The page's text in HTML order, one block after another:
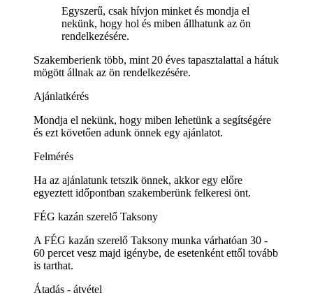
Egyszerű, csak hívjon minket és mondja el
nekünk, hogy hol és miben állhatunk az ön
rendelkezésére.
Szakemberienk több, mint 20 éves tapasztalattal a hátuk
mögött állnak az ön rendelkezésére.
Ajánlatkérés
Mondja el nekünk, hogy miben lehetünk a segítségére
és ezt követően adunk önnek egy ajánlatot.
Felmérés
Ha az ajánlatunk tetszik önnek, akkor egy előre
egyeztett időpontban szakemberünk felkeresi önt.
FÉG kazán szerelő Taksony
A FÉG kazán szerelő Taksony munka várhatóan 30 -
60 percet vesz majd igénybe, de esetenként ettől tovább
is tarthat.
Átadás - átvétel